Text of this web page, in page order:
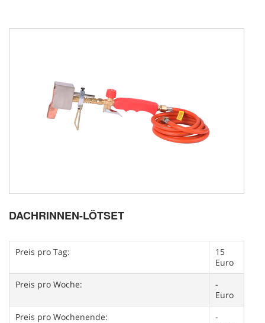
DACHRINNEN-LÖTSET
Preis pro Tag:
15
Euro
Preis pro Woche:
-
Euro
Preis pro Wochenende:
-